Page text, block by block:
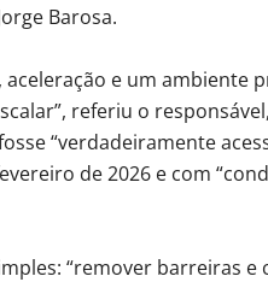
Barosa.
aceleração e um ambiente
referiu o
“verdadeiramente
de 2026 e com
“remover barreiras e